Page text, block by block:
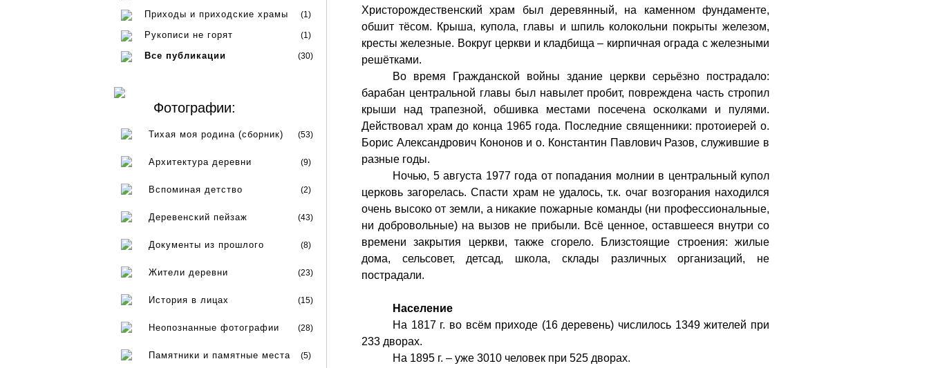
Приходы и приходские храмы (1)
Рукописи не горят (1)
Все публикации (30)
Фотографии:
Тихая моя родина (сборник) (53)
Архитектура деревни (9)
Вспоминая детство (2)
Деревенский пейзаж (43)
Документы из прошлого (8)
Жители деревни (23)
История в лицах (15)
Неопознанные фотографии (28)
Памятники и памятные места (5)
Христорождественский храм был деревянный, на каменном фундаменте,
обшит тёсом. Крыша, купола, главы и шпиль колокольни покрыты железом,
кресты железные. Вокруг церкви и кладбища – кирпичная ограда с железными
решётками.
Во время Гражданской войны здание церкви серьёзно пострадало:
барабан центральной главы был навылет пробит, повреждена часть стропил
крыши над трапезной, обшивка местами посечена осколками и пулями.
Действовал храм до конца 1965 года. Последние священники: протоиерей о.
Борис Александрович Кононов и о. Константин Павлович Разов, служившие в
разные годы.
Ночью, 5 августа 1977 года от попадания молнии в центральный купол
церковь загорелась. Спасти храм не удалось, т.к. очаг возгорания находился
очень высоко от земли, а никакие пожарные команды (ни профессиональные,
ни добровольные) на вызов не прибыли. Всё ценное, оставшееся внутри со
времени закрытия церкви, также сгорело. Близстоящие строения: жилые
дома, сельсовет, детсад, школа, склады различных организаций, не
пострадали.
Население
На 1817 г. во всём приходе (16 деревень) числилось 1349 жителей при
233 дворах.
На 1895 г. – уже 3010 человек при 525 дворах.